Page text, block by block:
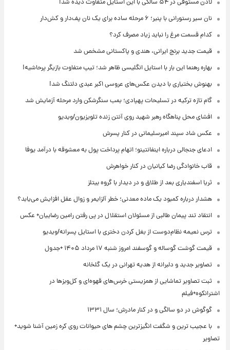
لادن مستوفی در ۵۴ سالگی با این استایل متفاوت دیده شد!
نان سیر رستورانی با پنیر؛ ۶ مرحله ساده برای یک نان پف‌دار و کش‌دار
کدام قسمت مرغ را نباید زیاد مصرف کرد؟
قیمت جدید برنج ایرانی، هندی و پاکستانی مشخص شد
بهاره رهنما این بار با استایل انگلیسی ظاهر شد؛ تیپ متفاوت بازیگر پرحاشیه!
بهنوش بختیاری با دیدن عکس‌های عروسی اکبر عبدی دلتنگ شد!
گام تازه ترکیه در تسلیحات پهپادی؛ بمب سنگرشکن وارد مرحله آزمایش شد
افشای محل پناهگاه‌ رهبر شهید روی آنتن زنده تلویزیون/ویدیو
عکس شاد سپند امیرسلیمانی در کنار پسرش
ادعای جنجالی درباره اینفانتینو؛ اتهام پرداخت پول به معشوقه با درآمد یوفا
قاب خانوادگی رضا کیانیان در کنار خواهرش
ثریا اسفندیاری بعد از طلاق و در دیدار با گروه بیتلز
هشدار درباره کمبود یک ماده معدنی؛ خطر آلزایمر و زوال عقل افزایش می‌یابد؟
انتقاد تند پیمان طالبی از مسئولان استقلال در پی رفتن رامین رضاییان+ عکس
ترس نعیمه نظام‌دوست از بغل کردن دختری با استایل پسرانه/ویدیو
قیمت گوشت گوساله و گوسفند امروز شنبه ۱۷ مرداد ۱۴۰۵ +جدول
تصاویر جدید و دلبرانه از هدیه تهرانی در یک گلخانه
ثبت تصاویر تماشایی از همزیستی خرس‌های قهوه‌ای و کل‌وبزها در
اشترانکوه+فیلم
گوگوش در دو سالگی و در کنار مادرش؛ سال ۱۳۳۱
با عجیب ترین و شگفت انگیزترین چشم های حیوانات روی کره زمین آشنا شوید+
تصاویر